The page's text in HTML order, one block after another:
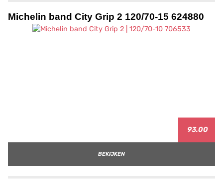
Michelin band City Grip 2 120/70-15 624880
93.00
BEKIJKEN